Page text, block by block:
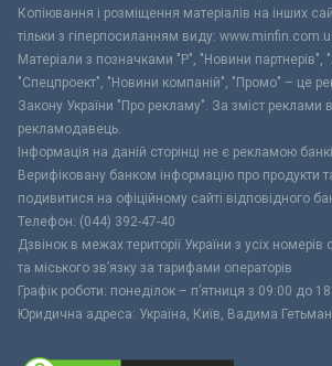
Копіювання і розміщення матеріалів на інших
тільки з гіперпосиланням виду:
Матеріали з позначками "Р", "Новини партнерів",
"Спецпроект", "Новини компаній", "Промо" – це
Закону України "Про рекламу". За зміст реклами
рекламодавець.
Інформація на даній сторінці не є рекламою
Верифіковану банком інформацію про продукти
подивитися на офіційному сайті відповідного
Телефон: (044) 392-47-40
Дзвінок в межах території України з усіх номерів
та міського зв’язку за тарифами операторів
Графік роботи: понеділок – п’ятниця з 09:00 до
Юридична адреса: Україна, Київ, Вадима